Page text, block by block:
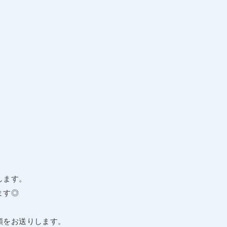
す。
す◎
お送りします。